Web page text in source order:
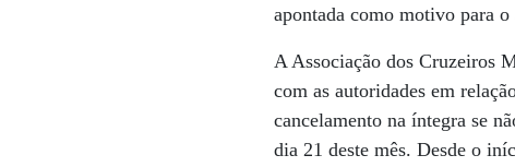
apontada como motivo para
A Associação dos Cruzeiros
com as autoridades em
cancelamento na íntegra se
dia 21 deste mês. Desde o